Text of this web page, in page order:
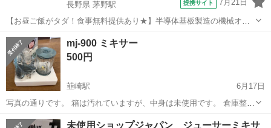
長野県 茅野駅
提携サイト 7月21日
【お昼ご飯がタダ！食事無料提供あり★】半導体基板製造の機械オペ
レーターや検査作業！未経験活躍中★カップル＆友達同士の応募OK！
赴任旅費会社負担★嬉しい無料送迎◎正社員登用制度あり！マイカー
通勤OK！無料駐車場完備！《長野県茅...
長野 茅野市 その他
mj-900 ミキサー
500円
韮崎駅
6月17日
写真の通りです。 箱は汚れていますが、中身は未使用です。 倉庫整理
のため欲しい方いましたらどうぞ！
山梨 韮崎駅 キッチン家電 ミキサー
未使用ショップジャパン ジューサーミキサ